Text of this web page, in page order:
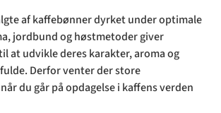
af kaffebønner dyrket under optimale
jordbund og høstmetoder giver
at udvikle deres karakter, aroma og
Derfor venter der store
du går på opdagelse i kaffens verden